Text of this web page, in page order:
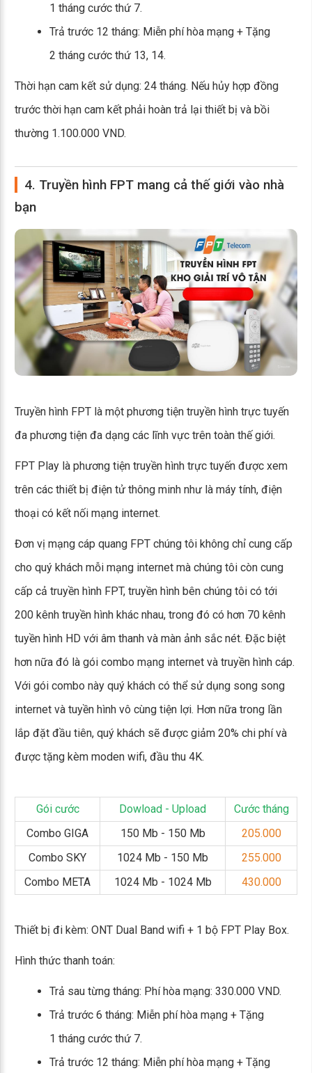
1 tháng cước thứ 7.
Trả trước 12 tháng: Miễn phí hòa mạng + Tặng
2 tháng cước thứ 13, 14.
Thời hạn cam kết sử dụng: 24 tháng. Nếu hủy hợp đồng
trước thời hạn cam kết phải hoàn trả lại thiết bị và bồi
thường 1.100.000 VND.
4. Truyền hình FPT mang cả thế giới vào nhà
bạn
Truyền hình FPT là một phương tiện truyền hình trực tuyến
đa phương tiện đa dạng các lĩnh vực trên toàn thế giới.
FPT Play là phương tiện truyền hình trực tuyến được xem
trên các thiết bị điện tử thông minh như là máy tính, điện
thoại có kết nối mạng internet.
Đơn vị mạng cáp quang FPT chúng tôi không chỉ cung cấp
cho quý khách mỗi mạng internet mà chúng tôi còn cung
cấp cả truyền hình FPT, truyền hình bên chúng tôi có tới
200 kênh truyền hình khác nhau, trong đó có hơn 70 kênh
tuyền hình HD với âm thanh và màn ảnh sắc nét. Đặc biệt
hơn nữa đó là gói combo mạng internet và truyền hình cáp.
Với gói combo này quý khách có thể sử dụng song song
internet và tuyền hình vô cùng tiện lợi. Hơn nữa trong lần
lắp đặt đầu tiên, quý khách sẽ được giảm 20% chi phí và
được tặng kèm moden wifi, đầu thu 4K.
Gói cước Dowload - Upload
Cước tháng
Combo GIGA
150 Mb - 150 Mb
205.000
Combo SKY
1024 Mb - 150 Mb
255.000
Combo META
1024 Mb - 1024 Mb 430.000
Thiết bị đi kèm: ONT Dual Band wifi + 1 bộ FPT Play Box.
Hình thức thanh toán:
Trả sau từng tháng: Phí hòa mạng: 330.000 VND.
Trả trước 6 tháng: Miễn phí hòa mạng + Tặng
1 tháng cước thứ 7.
Trả trước 12 tháng: Miễn phí hòa mạng + Tặng